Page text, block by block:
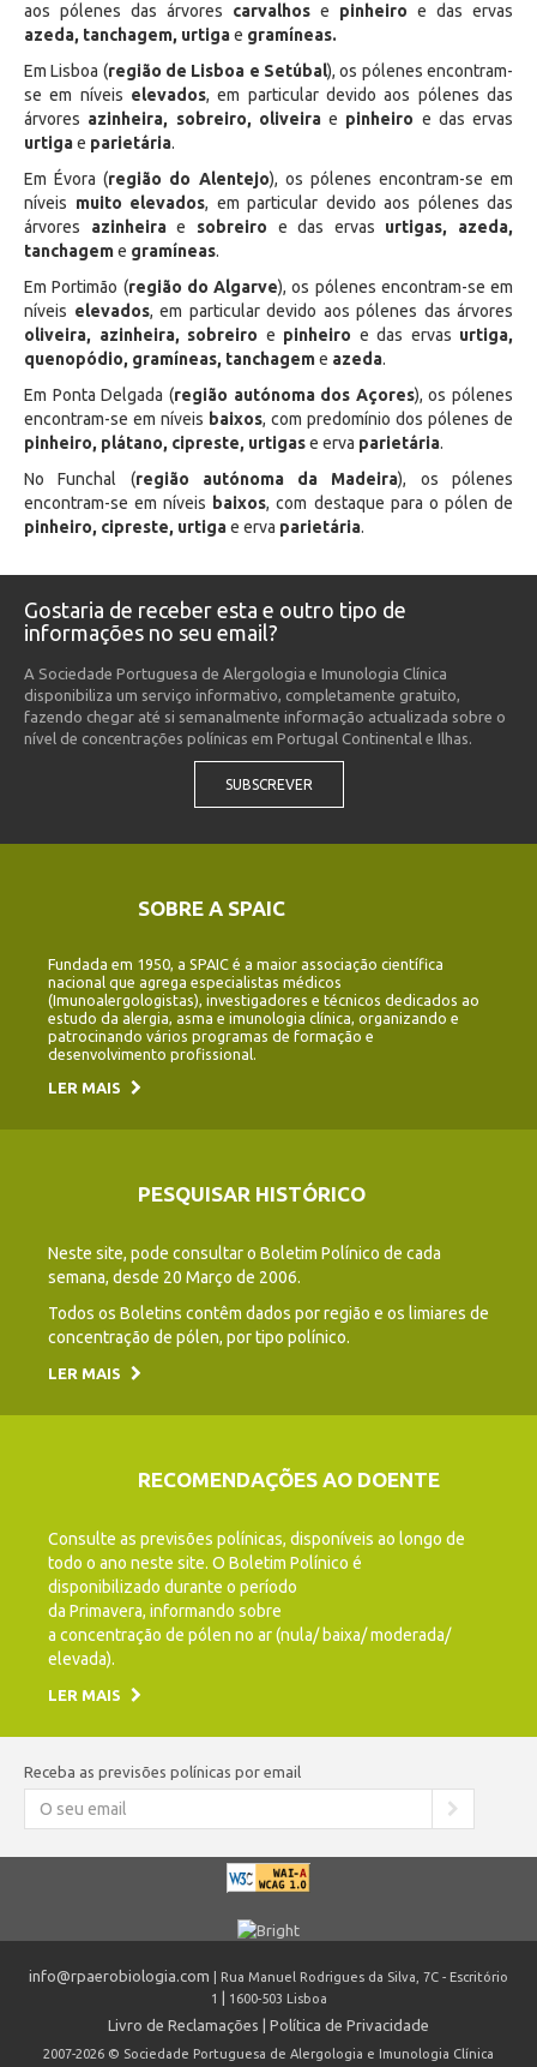
aos pólenes das árvores carvalhos e pinheiro e das ervas
azeda, tanchagem, urtigae gramíneas.
Em Lisboa (região de Lisboa e Setúbal), os pólenes encontram-
se em níveis elevados, em particular devido aos pólenes das
árvores azinheira, sobreiro, oliveirae pinheiro e das ervas
urtigae parietária.
Em Évora (região do Alentejo), os pólenes encontram-se em
níveis muito elevados, em particular devido aos pólenes das
árvores azinheirae sobreiro e das ervas urtigas, azeda,
tanchageme gramíneas.
Em Portimão (região do Algarve), os pólenes encontram-se em
níveis elevados, em particular devido aos pólenes das árvores
oliveira, azinheira, sobreiro e pinheiro e das ervas urtiga,
quenopódio, gramíneas, tanchageme azeda.
Em Ponta Delgada (região autónoma dos Açores), os pólenes
encontram-se em níveis baixos, com predomínio dos pólenes de
pinheiro, plátano, cipreste, urtigase erva parietária.
No Funchal (região autónoma da Madeira), os pólenes
encontram-se em níveis baixos, com destaque para o pólen de
pinheiro, cipreste, urtigae erva parietária.
Gostaria de receber esta e outro tipo de
informações no seu email?
A Sociedade Portuguesa de Alergologia e Imunologia Clínica
disponibiliza um serviço informativo, completamente gratuito,
fazendo chegar até si semanalmente informação actualizada sobre o
nível de concentrações polínicas em Portugal Continental e Ilhas.
SUBSCREVER
SOBRE A SPAIC
Fundada em 1950, a SPAIC é a maior associação científica
nacional que agrega especialistas médicos
(Imunoalergologistas), investigadores e técnicos dedicados ao
estudo da alergia, asma e imunologia clínica, organizando e
patrocinando vários programas de formação e
desenvolvimento profissional.
LER MAIS
PESQUISAR HISTÓRICO
Neste site, pode consultar o Boletim Polínico de cada
semana, desde 20 Março de 2006.
Todos os Boletins contêm dados por região e os limiares de
concentração de pólen, por tipo polínico.
LER MAIS
RECOMENDAÇÕES AO DOENTE
Consulte as previsões polínicas, disponíveis ao longo de
todo o ano neste site. O Boletim Polínico é
disponibilizado durante o período
da Primavera, informando sobre
a concentração de pólen no ar (nula/ baixa/ moderada/
elevada).
LER MAIS
info@rpaerobiologia.com | Rua Manuel Rodrigues da Silva, 7C - Escritório
1 | 1600-503 Lisboa
Livro de Reclamações | Política de Privacidade
2007-2026 © Sociedade Portuguesa de Alergologia e Imunologia Clínica
Receba as previsões polínicas por email